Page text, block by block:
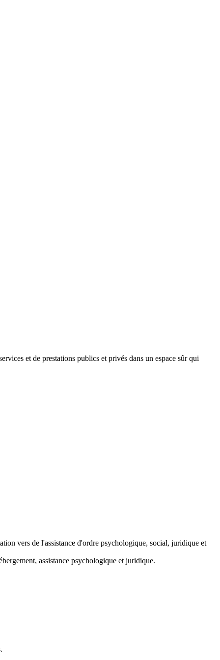
et de prestations publics et privés dans un espace sûr qui
vers de l'assistance d'ordre psychologique, social, juridique et
assistance psychologique et juridique.